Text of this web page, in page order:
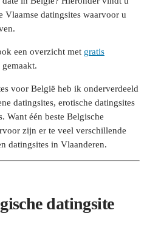
Vlaamse datingsites waarvoor u
een overzicht met gratis
gemaakt.
voor België heb ik onderverdeeld
datingsites, erotische datingsites
Want één beste Belgische
zijn er te veel verschillende
datingsites in Vlaanderen.
datingsite